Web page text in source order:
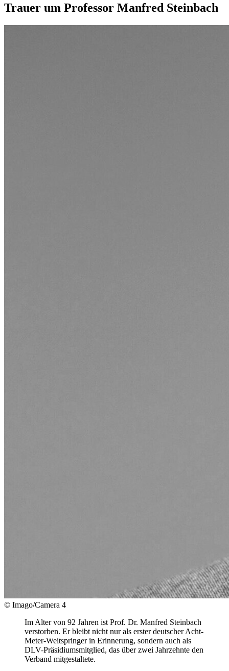
Trauer um Professor Manfred Steinbach
© Imago/Camera 4
Im Alter von 92 Jahren ist Prof. Dr. Manfred Steinbach
verstorben. Er bleibt nicht nur als erster deutscher Acht-
Meter-Weitspringer in Erinnerung, sondern auch als
DLV-Präsidiumsmitglied, das über zwei Jahrzehnte den
Verband mitgestaltete.